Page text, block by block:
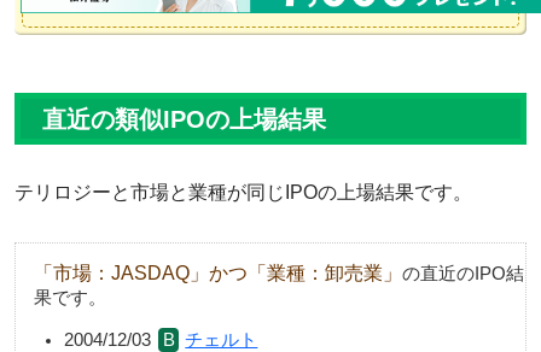
直近の類似IPOの上場結果
テリロジーと市場と業種が同じIPOの上場結果です。
「市場：JASDAQ」かつ「業種：卸売業」 の直近のIPO結
果です。
2004/12/03
チェルト